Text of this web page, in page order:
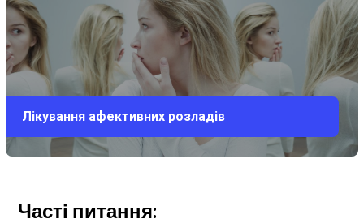
Лікування афективних розладів
Часті питання: